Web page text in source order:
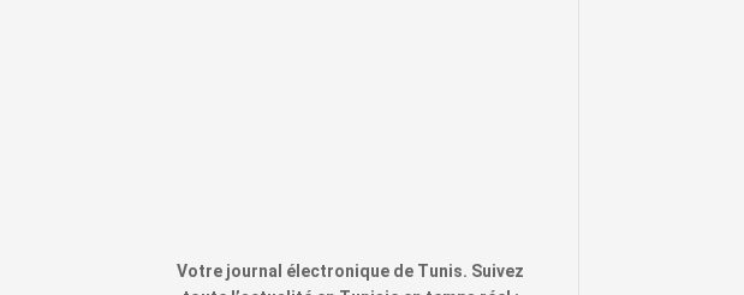
Votre journal électronique de Tunis. Suivez